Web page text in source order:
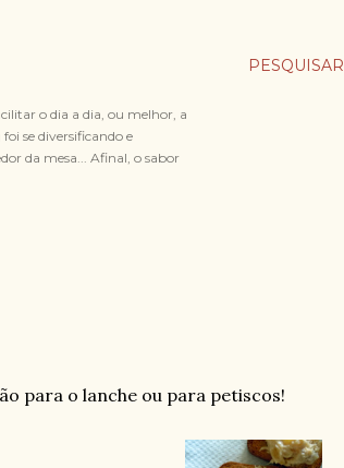
PESQUISAR
o dia a dia, ou melhor, a
se diversificando e
da mesa... Afinal, o sabor
para o lanche ou para petiscos!